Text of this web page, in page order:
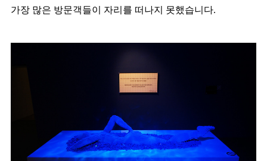
가장 많은 방문객들이 자리를 떠나지 못했습니다.